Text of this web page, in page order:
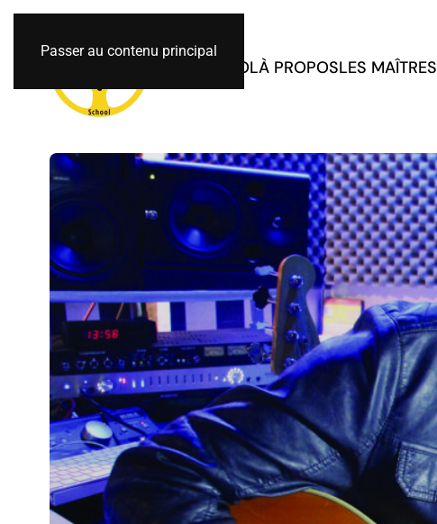
Passer au contenu principal
GRC-SCHOOLÀ PROPOSLES MAÎTRES